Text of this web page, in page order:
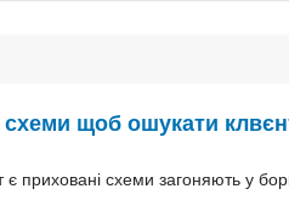
схеми щоб ошукати
є приховані схеми загоняють у